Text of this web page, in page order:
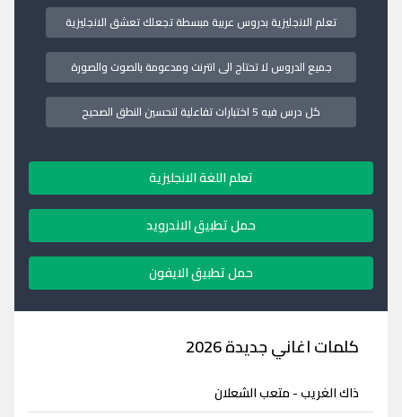
تعلم الانجليزية بدروس عربية مبسطة تجعلك تعشق الانجليزية
جميع الدروس لا تحتاج الى انترنت ومدعومة بالصوت والصورة
كل درس فيه 5 اختبارات تفاعلية لتحسين النطق الصحيح
تعلم اللغة الانجليزية
حمل تطبيق الاندرويد
حمل تطبيق الايفون
كلمات اغاني جديدة 2026
ذاك الغريب - متعب الشعلان